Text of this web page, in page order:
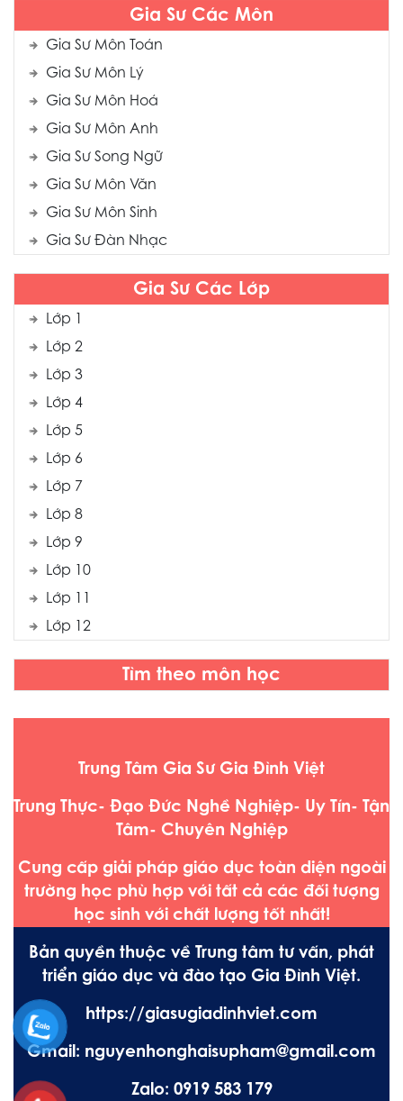
Gia Sư Các Môn
Gia Sư Môn Toán
Gia Sư Môn Lý
Gia Sư Môn Hoá
Gia Sư Môn Anh
Gia Sư Song Ngữ
Gia Sư Môn Văn
Gia Sư Môn Sinh
Gia Sư Đàn Nhạc
Gia Sư Các Lớp
Lớp 1
Lớp 2
Lớp 3
Lớp 4
Lớp 5
Lớp 6
Lớp 7
Lớp 8
Lớp 9
Lớp 10
Lớp 11
Lớp 12
Tìm theo môn học
Trung Tâm Gia Sư Gia Đình Việt
Trung Thực- Đạo Đức Nghề Nghiệp- Uy Tín- Tận
Tâm- Chuyên Nghiệp
Cung cấp giải pháp giáo dục toàn diện ngoài
trường học phù hợp với tất cả các đối tượng
học sinh với chất lượng tốt nhất!
Bản quyền thuộc về Trung tâm tư vấn, phát
triển giáo dục và đào tạo Gia Đình Việt.
https://giasugiadinhviet.com
Gmail: nguyenhonghaisupham@gmail.com
Zalo: 0919 583 179